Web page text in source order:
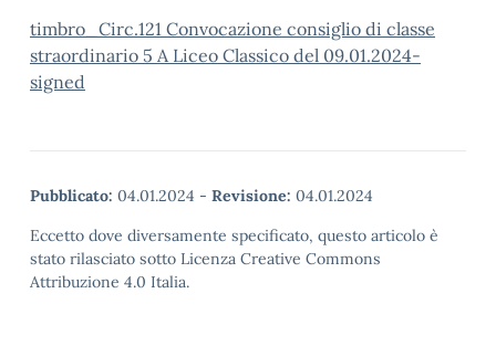
timbro_Circ.121 Convocazione consiglio di classe
straordinario 5 A Liceo Classico del 09.01.2024-
signed
Pubblicato: 04.01.2024 - Revisione: 04.01.2024
Eccetto dove diversamente specificato, questo articolo è
stato rilasciato sotto Licenza Creative Commons
Attribuzione 4.0 Italia.